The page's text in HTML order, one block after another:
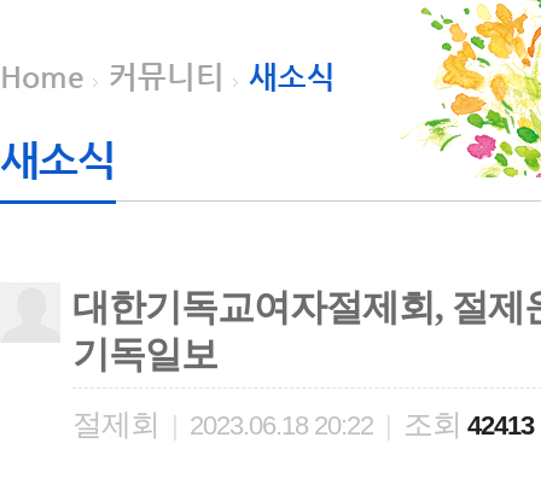
Home 커뮤니티 새소식
새소식
대한기독교여자절제회, 절제
기독일보
절제회 | 2023.06.18 20:22 | 조회 42413